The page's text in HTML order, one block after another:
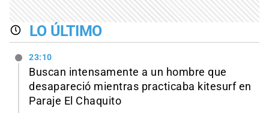
LO ÚLTIMO
23:10
Buscan intensamente a un hombre que
desapareció mientras practicaba kitesurf en
Paraje El Chaquito